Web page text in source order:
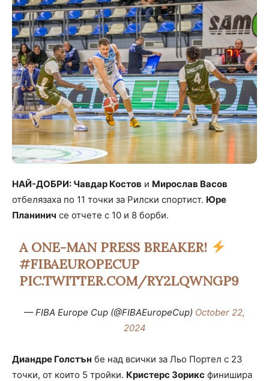
НАЙ-ДОБРИ: Чавдар Костов и Мирослав Васов
отбелязаха по 11 точки за Рилски спортист. Юре
Планинич се отчете с 10 и 8 борби.
A ONE-MAN PRESS BREAKER!
#FIBAEUROPECUP
PIC.TWITTER.COM/RY2LQWNGP9
— FIBA Europe Cup (@FIBAEuropeCup) October 22,
2024
Диандре Голстън бе над всички за Льо Портел с 23
точки, от които 5 тройки. Кристерс Зорикс финишира